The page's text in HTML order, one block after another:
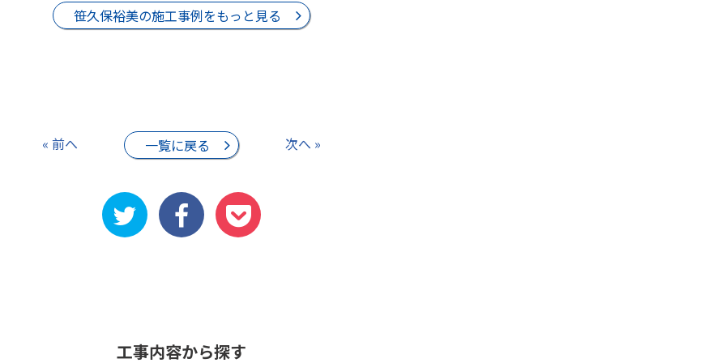
笹久保裕美の施工事例をもっと見る
« 前へ 一覧に戻る 次へ »
工事内容から探す